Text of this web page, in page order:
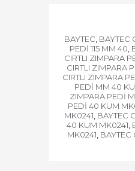
BAYTEC, BAYTEC
PEDİ 115 MM 40,
CIRTLI ZIMPARA
CIRTLI ZIMPARA
CIRTLI ZIMPARA
PEDİ MM 40
ZIMPARA PEDİ
PEDİ 40 KUM
MK0241, BAYTEC
40 KUM MK0241,
MK0241, BAYTEC